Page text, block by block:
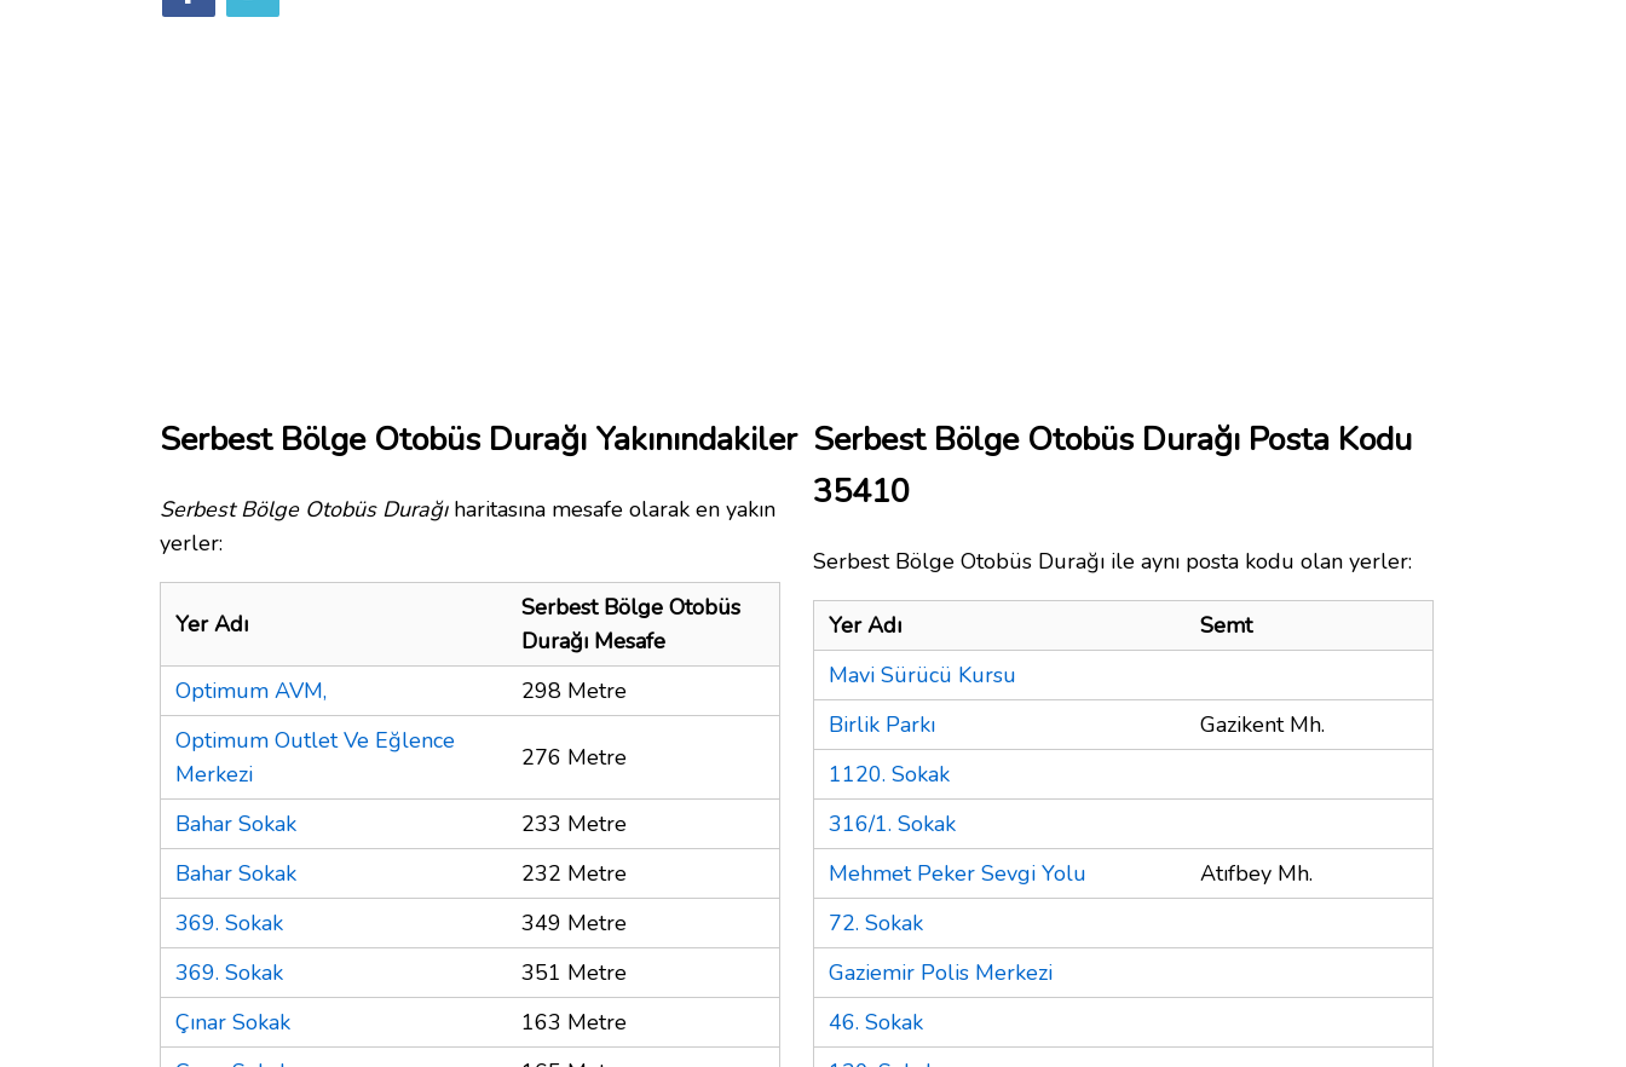
Serbest Bölge Otobüs Durağı Yakınındakiler
Serbest Bölge Otobüs Durağıharitasına mesafe olarak en yakın
yerler:
Yer Adı
Serbest Bölge Otobüs
Durağı Mesafe
Optimum AVM,
298 Metre
Optimum Outlet Ve Eğlence
Merkezi
276 Metre
Bahar Sokak
233 Metre
Bahar Sokak
232 Metre
369. Sokak
349 Metre
369. Sokak
351 Metre
Çınar Sokak
163 Metre
Serbest Bölge Otobüs Durağı Posta Kodu
35410
Serbest Bölge Otobüs Durağı ile aynı posta kodu olan yerler:
Yer Adı
Semt
Mavi Sürücü Kursu
Birlik Parkı
Gazikent Mh.
1120. Sokak
316/1. Sokak
Mehmet Peker Sevgi Yolu
Atıfbey Mh.
72. Sokak
Gaziemir Polis Merkezi
46. Sokak